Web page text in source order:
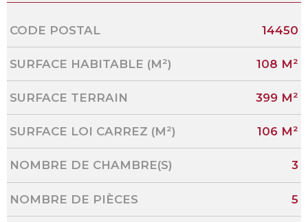
Caractérisque Valeurs
CODE POSTAL 14450
SURFACE HABITABLE (M²) 108 M²
SURFACE TERRAIN 399 M²
SURFACE LOI CARREZ (M²) 106 M²
NOMBRE DE CHAMBRE(S) 3
NOMBRE DE PIÈCES 5